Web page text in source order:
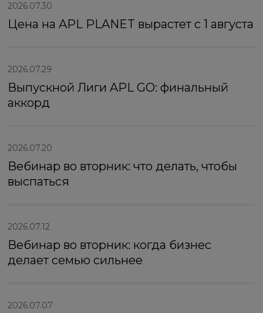
2026.07.30
Цена на APL PLANET вырастет с 1 августа
2026.07.29
Выпускной Лиги APL GO: финальный
аккорд
2026.07.20
Вебинар во вторник: что делать, чтобы
выспаться
2026.07.12
Вебинар во вторник: когда бизнес
делает семью сильнее
2026.07.07